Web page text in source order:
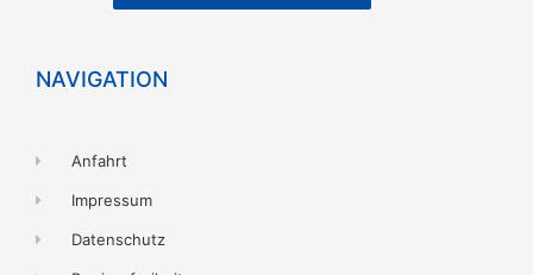
NAVIGATION
Anfahrt
Impressum
Datenschutz